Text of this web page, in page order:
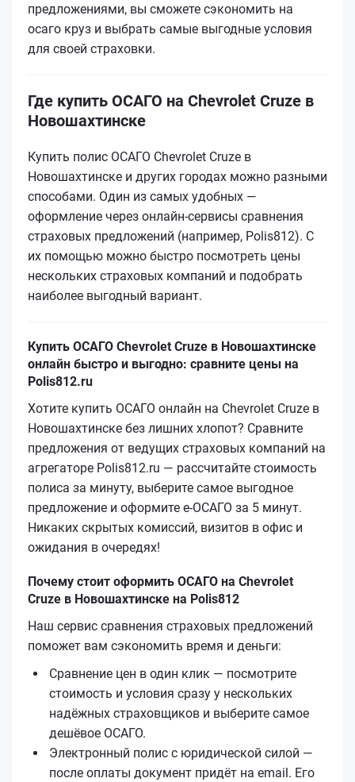
предложениями, вы сможете сэкономить на
осаго круз и выбрать самые выгодные условия
для своей страховки.
Где купить ОСАГО на Chevrolet Cruze в
Новошахтинске
Купить полис ОСАГО Chevrolet Cruze в
Новошахтинске и других городах можно разными
способами. Один из самых удобных —
оформление через онлайн-сервисы сравнения
страховых предложений (например, Polis812). С
их помощью можно быстро посмотреть цены
нескольких страховых компаний и подобрать
наиболее выгодный вариант.
Купить ОСАГО Chevrolet Cruze в Новошахтинске
онлайн быстро и выгодно: сравните цены на
Polis812.ru
Хотите купить ОСАГО онлайн на Chevrolet Cruze в
Новошахтинске без лишних хлопот? Сравните
предложения от ведущих страховых компаний на
агрегаторе Polis812.ru — рассчитайте стоимость
полиса за минуту, выберите самое выгодное
предложение и оформите е‑ОСАГО за 5 минут.
Никаких скрытых комиссий, визитов в офис и
ожидания в очередях!
Почему стоит оформить ОСАГО на Chevrolet
Cruze в Новошахтинске на Polis812
Наш сервис сравнения страховых предложений
поможет вам сэкономить время и деньги:
Сравнение цен в один клик — посмотрите
стоимость и условия сразу у нескольких
надёжных страховщиков и выберите самое
дешёвое ОСАГО.
Электронный полис с юридической силой —
после оплаты документ придёт на email. Его